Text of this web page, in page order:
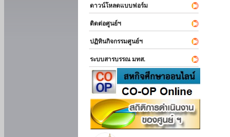
ดาวน์โหลดแบบฟอร์ม
ติดต่อศูนย์ฯ
ปฏิทินกิจกรรมศูนย์ฯ
ระบบสารบรรณ มทส.